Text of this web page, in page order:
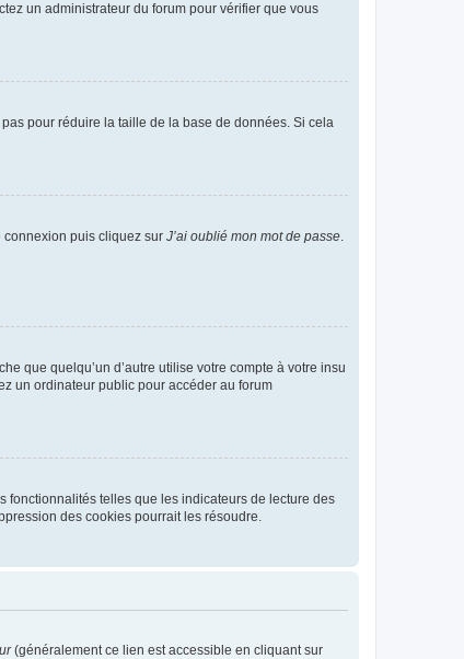
un administrateur du forum pour vérifier que vous
pour réduire la taille de la base de données. Si cela
connexion puis cliquez sur J’ai oublié mon mot de passe.
que quelqu’un d’autre utilise votre compte à votre insu
un ordinateur public pour accéder au forum
fonctionnalités telles que les indicateurs de lecture des
des cookies pourrait les résoudre.
(généralement ce lien est accessible en cliquant sur